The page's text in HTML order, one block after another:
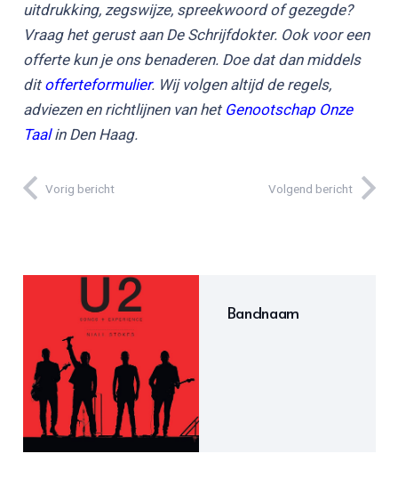
uitdrukking, zegswijze, spreekwoord of gezegde?
Vraag het gerust aan De Schrijfdokter. Ook voor een
offerte kun je ons benaderen. Doe dat dan middels
dit offerteformulier. Wij volgen altijd de regels,
adviezen en richtlijnen van het Genootschap Onze
Taalin Den Haag.
Vorig bericht Volgend bericht
Bandnaam